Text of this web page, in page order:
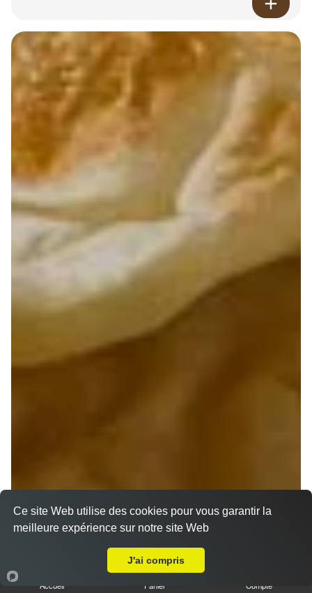
Accueil Panier Compte
Ce site Web utilise des cookies pour vous garantir la
meilleure expérience sur notre site Web
J'ai compris